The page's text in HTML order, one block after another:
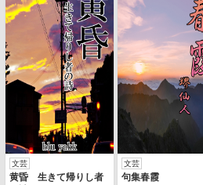
文芸
黄昏 生きて帰りし者
文芸
句集春霞